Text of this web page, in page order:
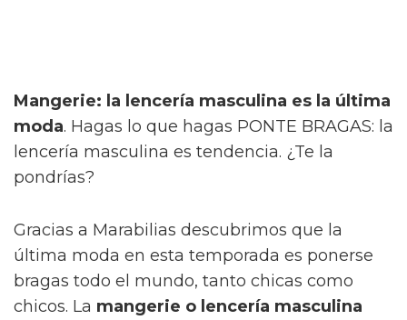
Mangerie: la lencería masculina es la última
moda. Hagas lo que hagas PONTE BRAGAS: la
lencería masculina es tendencia. ¿Te la
pondrías?
Gracias a Marabilias descubrimos que la
última moda en esta temporada es ponerse
bragas todo el mundo, tanto chicas como
chicos. La mangerie o lencería masculina